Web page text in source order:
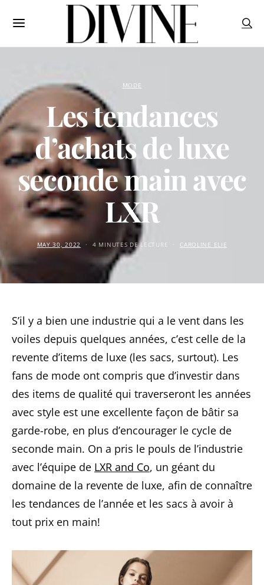
MODE
Les tendances
d’achats de luxe
seconde main avec
LXR
MAY 30, 2022 4 MINUTES DE LECTURE CAROLINE ELIE
S’il y a bien une industrie qui a le vent dans les
voiles depuis quelques années, c’est celle de la
revente d’items de luxe (les sacs, surtout). Les
fans de mode ont compris que d’investir dans
des items de qualité qui traverseront les années
avec style est une excellente façon de bâtir sa
garde-robe, en plus d’encourager le cycle de
seconde main. On a pris le pouls de l’industrie
avec l’équipe de LXR and Co, un géant du
domaine de la revente de luxe, afin de connaître
les tendances de l’année et les sacs à avoir à
tout prix en main!